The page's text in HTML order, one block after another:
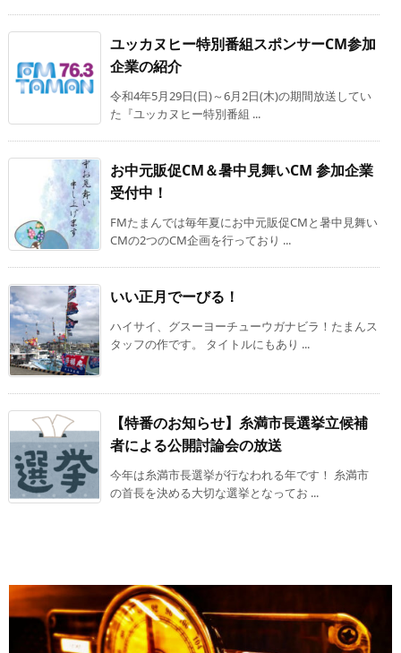
ユッカヌヒー特別番組スポンサーCM参加
企業の紹介
令和4年5月29日(日)～6月2日(木)の期間放送してい
た『ユッカヌヒー特別番組 ...
お中元販促CM＆暑中見舞いCM 参加企業
受付中！
FMたまんでは毎年夏にお中元販促CMと暑中見舞い
CMの2つのCM企画を行っており ...
いい正月でーびる！
ハイサイ、グスーヨーチューウガナビラ！たまんス
タッフの作です。 タイトルにもあり ...
【特番のお知らせ】糸満市長選挙立候補
者による公開討論会の放送
今年は糸満市長選挙が行なわれる年です！ 糸満市
の首長を決める大切な選挙となってお ...